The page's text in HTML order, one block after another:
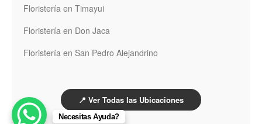
Floristería en Timayui
Floristería en Don Jaca
Floristería en San Pedro Alejandrino
📍 Ver Todas las Ubicaciones
Necesitas Ayuda?